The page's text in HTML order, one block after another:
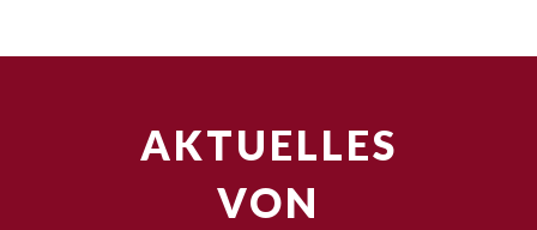
AKTUELLES
VON